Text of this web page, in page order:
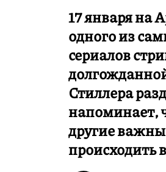
17 января на
одного из
сериалов
Стиллера
напоминает,
другие
происходить